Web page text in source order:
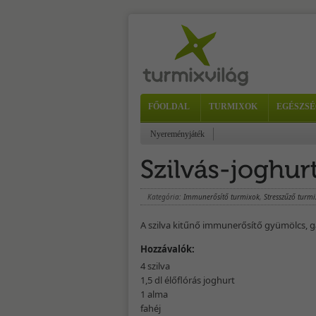
FŐOLDAL TURMIXOK
Nyereményjáték
Kategória: Immunerősítő turmixok, Stresszűző
A szilva kitűnő immunerősítő gyümölcs,
Hozzávalók:
4 szilva
1,5 dl élőflórás joghurt
1 alma
fahéj